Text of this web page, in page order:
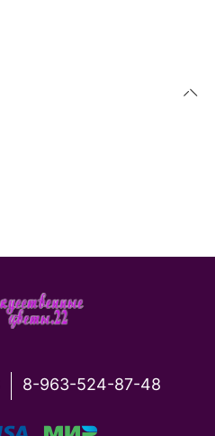
8-963-524-87-48